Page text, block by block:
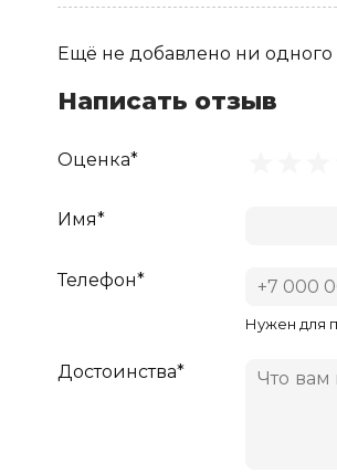
Ещё не добавлено ни
Написать отзыв
Оценка*
Имя*
Телефон*
Нужен для
Достоинства*